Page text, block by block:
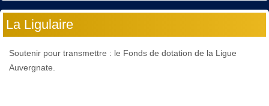
La Ligulaire
Soutenir pour transmettre : le Fonds de dotation de la Ligue
Auvergnate.